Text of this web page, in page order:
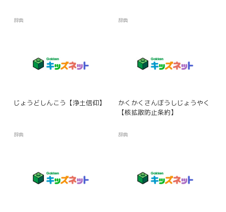
辞典 辞典
じょうどしんこう【浄土信仰】
辞典
かくかくさんぼうしじょうやく
【核拡散防止条約】
辞典